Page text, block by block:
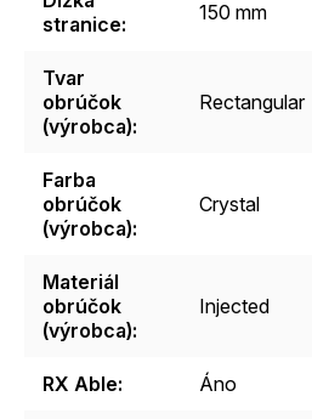
stranice: 150 mm
Tvar
obrúčok
(výrobca):
Rectangular
Farba
obrúčok
(výrobca):
Crystal
Materiál
obrúčok
(výrobca):
Injected
RX Able: Áno